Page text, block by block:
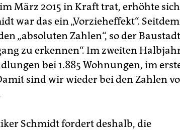
März 2015 in Kraft trat, erhöhte
war das ein „Vorzieheffekt“.
„absoluten Zahlen“, so der
zu erkennen“. Im zweiten
bei 1.885 Wohnungen, im
sind wir wieder bei den Zahlen
Schmidt fordert deshalb, die